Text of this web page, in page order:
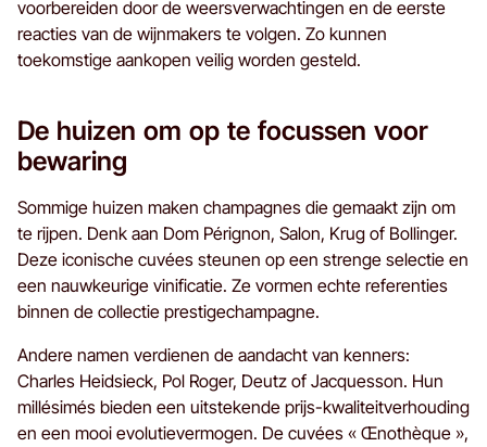
voorbereiden door de weersverwachtingen en de eerste
reacties van de wijnmakers te volgen. Zo kunnen
toekomstige aankopen veilig worden gesteld.
De huizen om op te focussen voor
bewaring
Sommige huizen maken champagnes die gemaakt zijn om
te rijpen. Denk aan Dom Pérignon, Salon, Krug of Bollinger.
Deze iconische cuvées steunen op een strenge selectie en
een nauwkeurige vinificatie. Ze vormen echte referenties
binnen de collectie prestigechampagne.
Andere namen verdienen de aandacht van kenners:
Charles Heidsieck, Pol Roger, Deutz of Jacquesson. Hun
millésimés bieden een uitstekende prijs-kwaliteitverhouding
en een mooi evolutievermogen. De cuvées « Œnothèque »,